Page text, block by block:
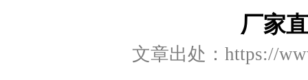
厂家
文章出处：https://